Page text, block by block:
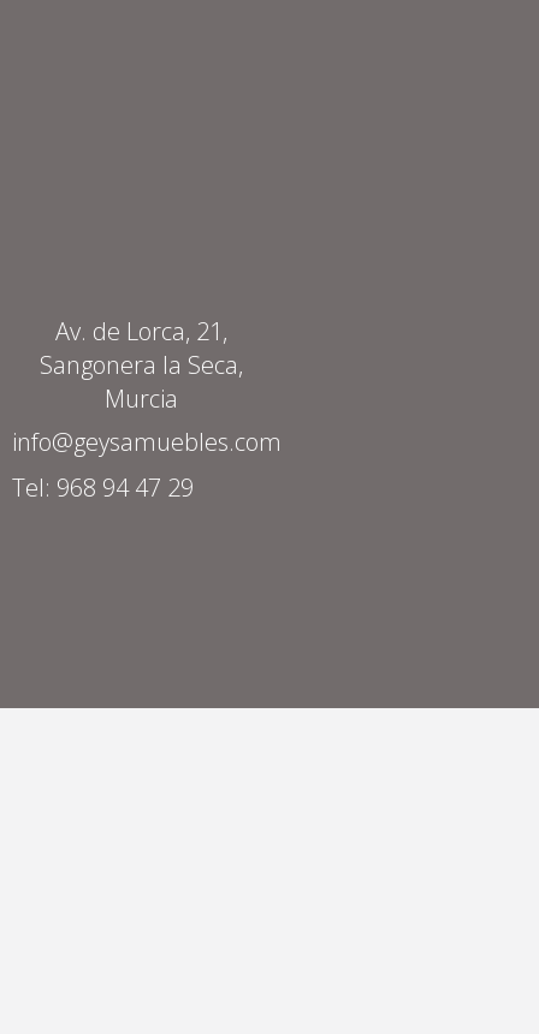
Av. de Lorca, 21,
Sangonera la Seca,
Murcia
info@geysamuebles.com
Tel: 968 94 47 29